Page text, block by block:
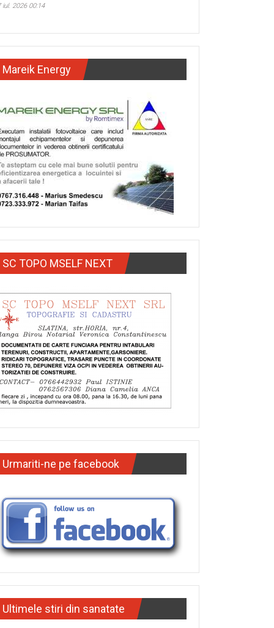
iul. 2026 00:14
Mareik Energy
SC TOPO MSELF NEXT
Urmariti-ne pe facebook
Ultimele stiri din sanatate